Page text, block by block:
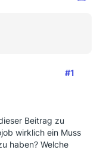
#1
Beitrag zu
wirklich ein Muss
haben? Welche